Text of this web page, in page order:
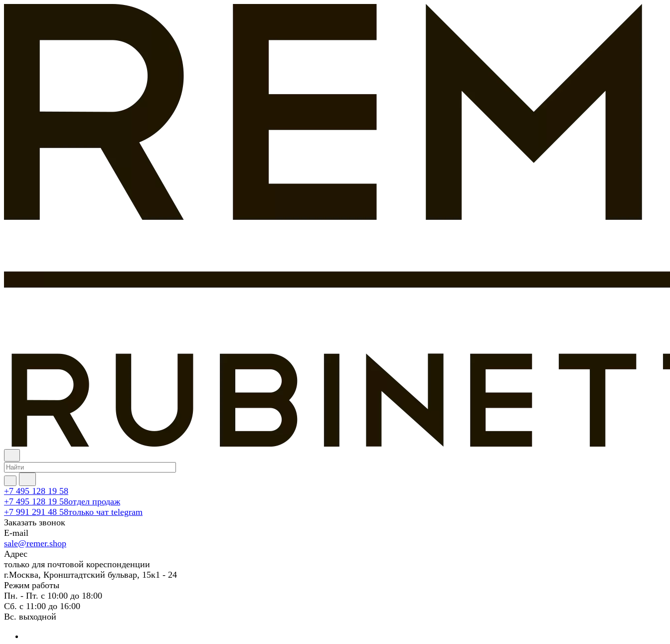
+7 495 128 19 58
+7 495 128 19 58отдел продаж
+7 991 291 48 58только чат telegram
Заказать звонок
E-mail
sale@remer.shop
Адрес
только для почтовой кореспонденции
г.Москва, Кронштадтский бульвар, 15к1 - 24
Режим работы
Пн. - Пт. с 10:00 до 18:00
Сб. с 11:00 до 16:00
Вс. выходной